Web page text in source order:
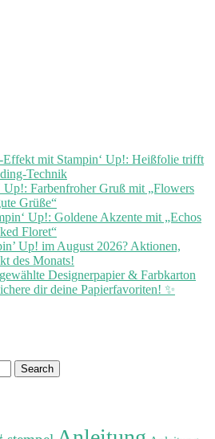
Effekt mit Stampin‘ Up!: Heißfolie trifft
Technik
Up!: Farbenfroher Gruß mit „Flowers
Grüße“
Up!: Goldene Akzente mit „Echos
Floret“
Up! im August 2026? Aktionen,
des Monats!
Designerpapier & Farbkarton
dir deine Papierfavoriten! ✨